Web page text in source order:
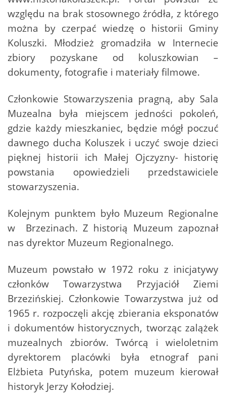
względu na brak stosownego źródła, z którego
można by czerpać wiedzę o historii Gminy
Koluszki. Młodzież gromadziła w Internecie
zbiory pozyskane od koluszkowian –
dokumenty, fotografie i materiały filmowe.
Członkowie Stowarzyszenia pragną, aby Sala
Muzealna była miejscem jedności pokoleń,
gdzie każdy mieszkaniec, będzie mógł poczuć
dawnego ducha Koluszek i uczyć swoje dzieci
pięknej historii ich Małej Ojczyzny- historię
powstania opowiedzieli przedstawiciele
stowarzyszenia.
Kolejnym punktem było Muzeum Regionalne
w Brzezinach. Z historią Muzeum zapoznał
nas dyrektor Muzeum Regionalnego.
Muzeum powstało w 1972 roku z inicjatywy
członków Towarzystwa Przyjaciół Ziemi
Brzezińskiej. Członkowie Towarzystwa już od
1965 r. rozpoczęli akcję zbierania eksponatów
i dokumentów historycznych, tworząc zalążek
muzealnych zbiorów. Twórcą i wieloletnim
dyrektorem placówki była etnograf pani
Elżbieta Putyńska, potem muzeum kierował
historyk Jerzy Kołodziej.